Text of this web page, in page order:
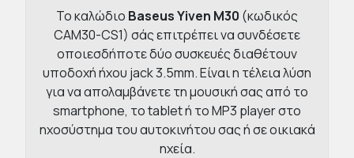
Το καλώδιο Baseus Yiven M30 (κωδικός
CAM30-CS1) σάς επιτρέπει να συνδέσετε
οποιεσδήποτε δύο συσκευές διαθέτουν
υποδοχή ήχου jack 3.5mm. Είναι η τέλεια λύση
για να απολαμβάνετε τη μουσική σας από το
smartphone, το tablet ή το MP3 player στο
ηχοσύστημα του αυτοκινήτου σας ή σε οικιακά
ηχεία.